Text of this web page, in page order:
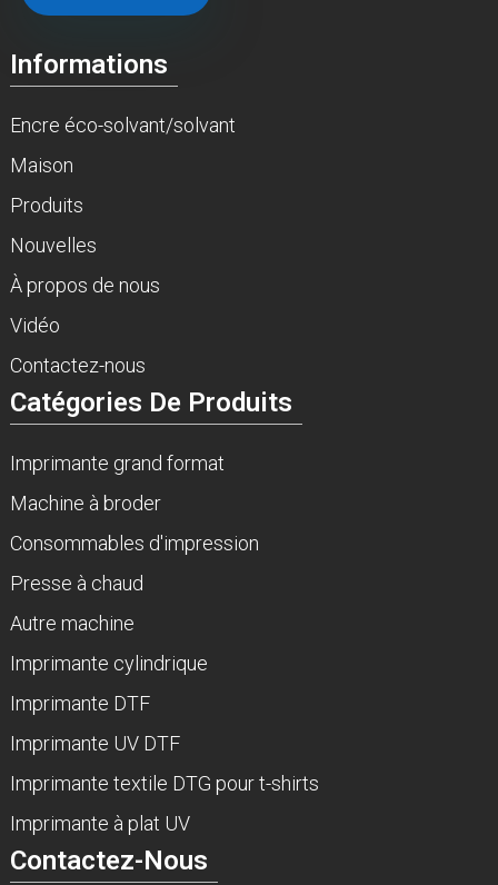
Informations
Encre éco-solvant/solvant
Maison
Produits
Nouvelles
À propos de nous
Vidéo
Contactez-nous
Catégories De Produits
Imprimante grand format
Machine à broder
Consommables d'impression
Presse à chaud
Autre machine
Imprimante cylindrique
Imprimante DTF
Imprimante UV DTF
Imprimante textile DTG pour t-shirts
Imprimante à plat UV
Contactez-Nous